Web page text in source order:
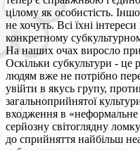
цілому як особистість.
не хочуть. Всі їхні
конкретному
На наших очах виросло
Оскільки субкультури - це
людям вже не потрібно
увійти в якусь групу,
загальноприйнятої
входження в «неформальне
серйозну світоглядну
до сприйняття найбільш